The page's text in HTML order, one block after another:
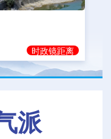
时政镜距离
派